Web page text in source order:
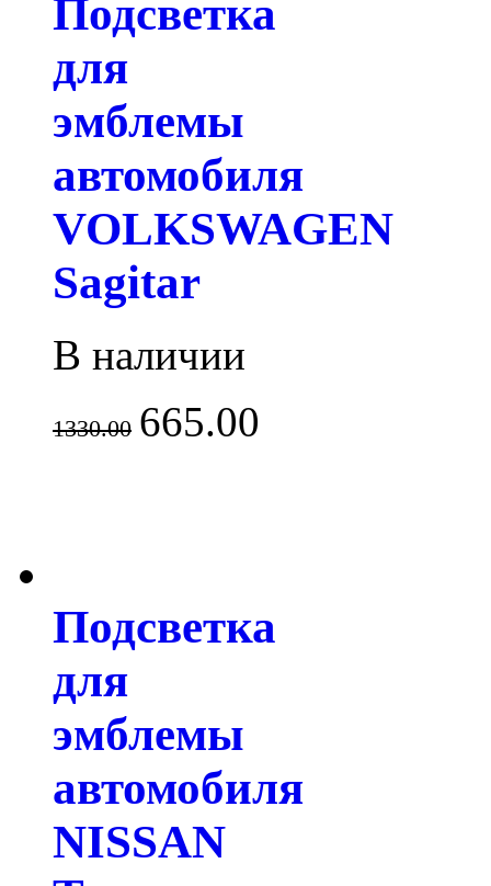
Подсветка
для
эмблемы
автомобиля
VOLKSWAGEN
Sagitar
В наличии
1330.00 665.00
Подсветка
для
эмблемы
автомобиля
NISSAN